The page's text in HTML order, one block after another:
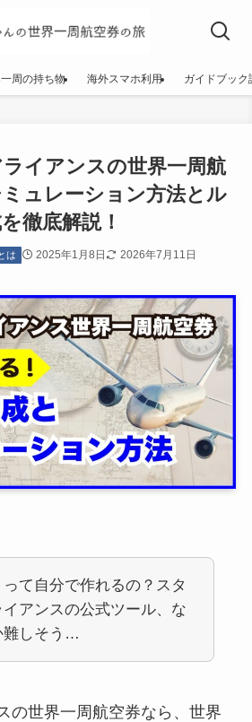
周の持ち物 海外スマホ利用 ガイドブック
イアンスの世界一周航
ュレーション方法とル
徹底解説！
は 2025年1月8日 2026年7月11日
って自分で作れるの？スタ
イアンスの公式ツール、な
難しそう…
の世界一周航空券なら、世界